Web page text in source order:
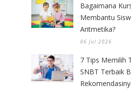
Bagaimana
Membantu
Aritmetika?
06 Jul 2026
7 Tips Memilih
SNBT Terbaik